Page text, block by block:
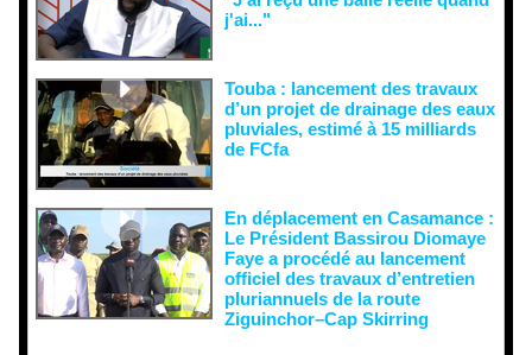
j'ai..."
Touba : lancement des travaux
d’un projet de drainage des eaux
pluviales, estimé à 15 milliards
de FCfa ‎
En déplacement en Casamance :
Le Président Bassirou Diomaye
Faye a procédé au lancement
officiel des travaux d’entretien
pluriannuels de la route
Ziguinchor–Cap Skirring